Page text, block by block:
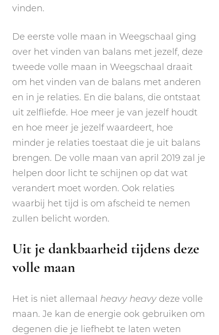
vinden.
De eerste volle maan in Weegschaal ging
over het vinden van balans met jezelf, deze
tweede volle maan in Weegschaal draait
om het vinden van de balans met anderen
en in je relaties. En die balans, die ontstaat
uit zelfliefde. Hoe meer je van jezelf houdt
en hoe meer je jezelf waardeert, hoe
minder je relaties toestaat die je uit balans
brengen. De volle maan van april 2019 zal je
helpen door licht te schijnen op dat wat
verandert moet worden. Ook relaties
waarbij het tijd is om afscheid te nemen
zullen belicht worden.
Uit je dankbaarheid tijdens deze
volle maan
Het is niet allemaal heavy heavy deze volle
maan. Je kan de energie ook gebruiken om
degenen die je liefhebt te laten weten